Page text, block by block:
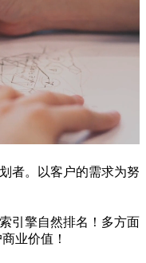
者。以客户的需求为努
引擎自然排名！多方面
业价值！